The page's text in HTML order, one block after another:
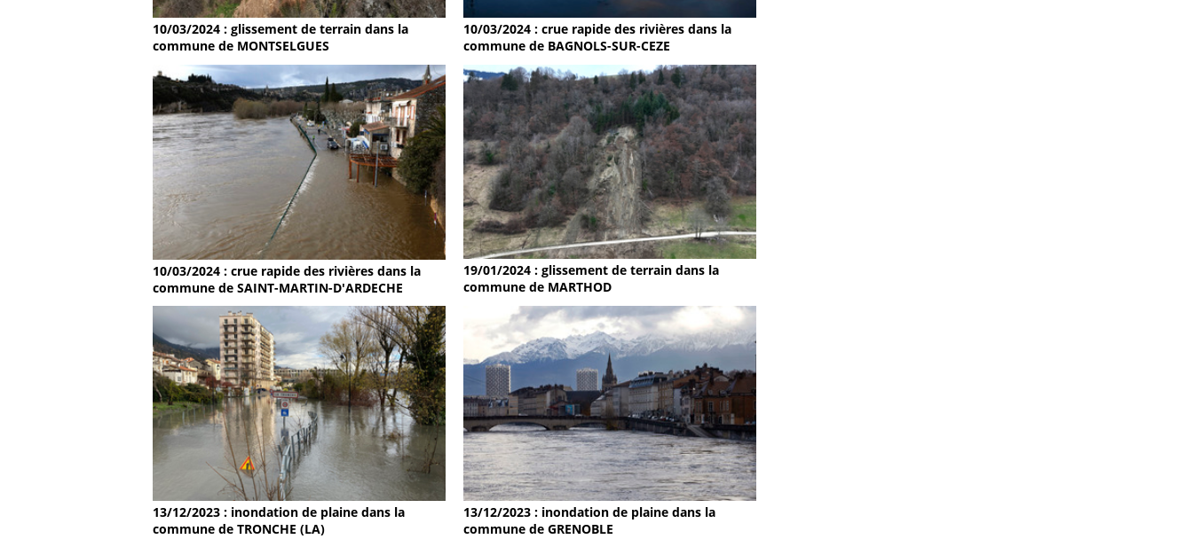
10/03/2024 : glissement de terrain dans la
commune de MONTSELGUES
10/03/2024 : crue rapide des rivières dans la
commune de BAGNOLS-SUR-CEZE
10/03/2024 : crue rapide des rivières dans la
commune de SAINT-MARTIN-D'ARDECHE
19/01/2024 : glissement de terrain dans la
commune de MARTHOD
13/12/2023 : inondation de plaine dans la
commune de TRONCHE (LA)
13/12/2023 : inondation de plaine dans la
commune de GRENOBLE